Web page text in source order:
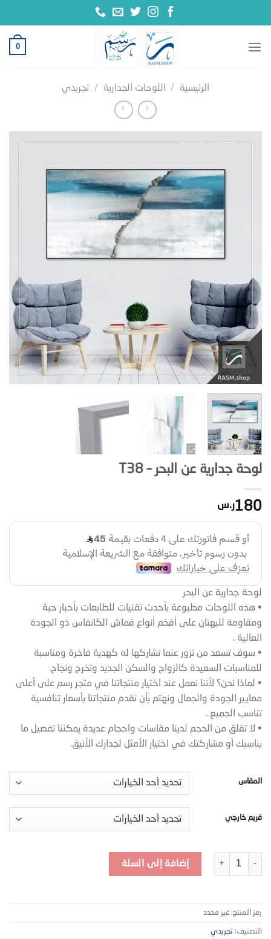
0
الرئيسية / اللوحات الجدارية / تجريدي
لوحة جدارية عن البحر – T38
180ر.س
لوحة جدارية عن البحر
• هذه اللوحات مطبوعة بأحدث تقنيات للطابعات بأحبار حية
ومقاومة للبهتان على أفخم أنواع قماش الكانفاس ذو الجودة
العالية .
• سوف تسعد من تزور عنما تشاركها له كهدية فاخرة ومناسبة
للمناسبات السعيدة كالزواج والسكن الجديد وتخرج ونجاح.
• لماذا نحن؟ لأننا نعمل عند اختيار منتجاتنا في متجر رسم على أعلى
معايير الجودة والجمال ونهتم بأن نقدم منتجاتنا بأسعار تنافسية
تناسب الجميع .
• لا تقلق من الحجم لدينا مقاسات واحجام عديدة يمكننا تفصيل ما
يناسبك أو مشاركتك في اختيار الأمثل لجدارك الأنيق.
المقاس
فريم خارجي
كمية لوحة جدارية عن البحر - T38
إضافة إلى السلة
رمز المنتج: غير محدد
التصنيف: تجريدي